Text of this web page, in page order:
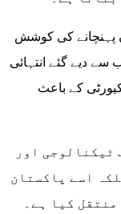
پہنچانے کی کوشش
دیے گئے انتہائی
کے باعث
ٹیکنالوجی اور
اسے پاکستان
کیا ہے۔